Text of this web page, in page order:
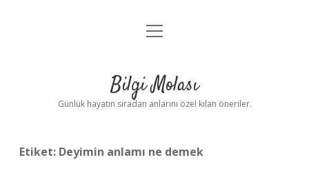
Anasayfa
Yasal Uyarı
menüyü
Bilgi Molası
Günlük hayatın sıradan anlarını özel kılan öneriler.
Etiket: Deyimin anlamı ne demek